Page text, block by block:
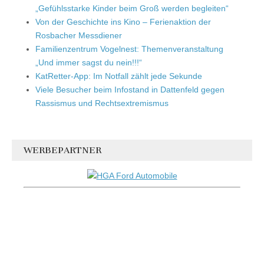
„Gefühlsstarke Kinder beim Groß werden begleiten“
Von der Geschichte ins Kino – Ferienaktion der
Rosbacher Messdiener
Familienzentrum Vogelnest: Themenveranstaltung
„Und immer sagst du nein!!!“
KatRetter-App: Im Notfall zählt jede Sekunde
Viele Besucher beim Infostand in Dattenfeld gegen
Rassismus und Rechtsextremismus
WERBEPARTNER